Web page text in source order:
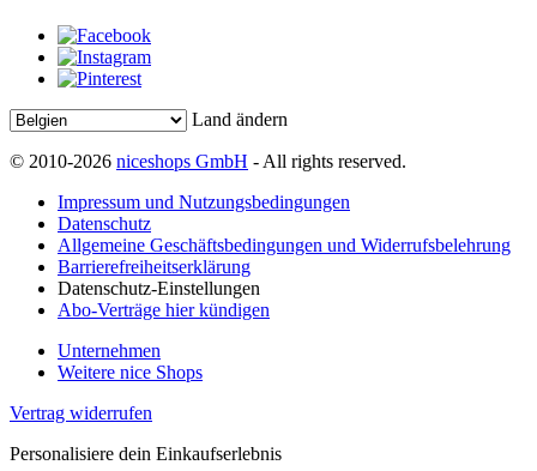
Land ändern
© 2010-2026 niceshops GmbH - All rights reserved.
Impressum und Nutzungsbedingungen
Datenschutz
Allgemeine Geschäftsbedingungen und Widerrufsbelehrung
Barrierefreiheitserklärung
Datenschutz-Einstellungen
Abo-Verträge hier kündigen
Unternehmen
Weitere nice Shops
Vertrag widerrufen
Personalisiere dein Einkaufserlebnis